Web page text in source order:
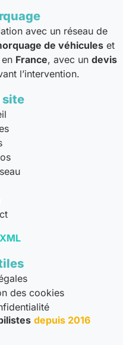
avec un réseau de
de véhicules et
France, avec un devis
l’intervention.
site
des cookies
depuis 2016